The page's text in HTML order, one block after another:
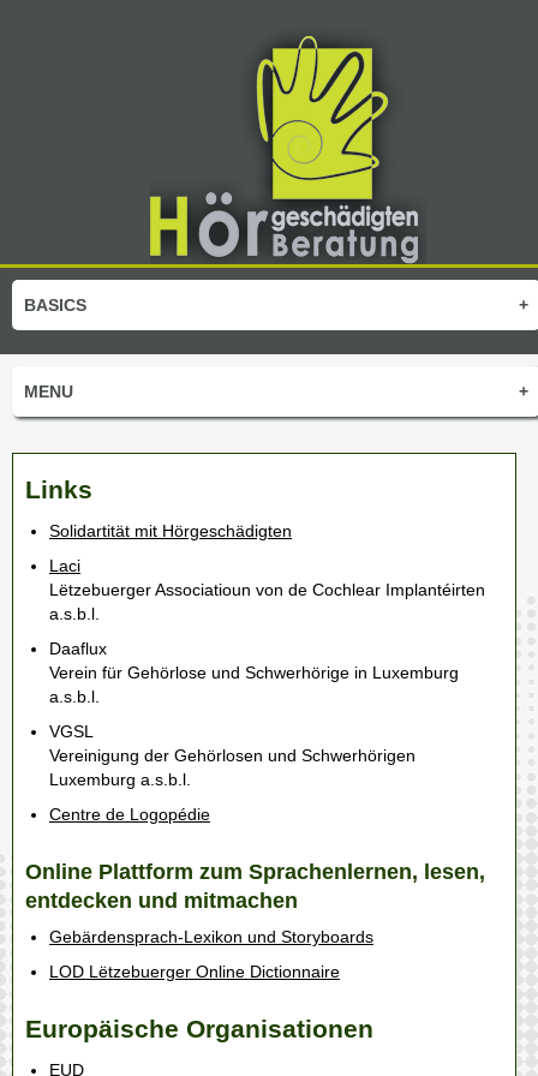
+
BASICS
+
MENU
Links
Solidartität mit Hörgeschädigten
Laci
Lëtzebuerger Associatioun von de Cochlear Implantéirten
a.s.b.l.
Daaflux
Verein für Gehörlose und Schwerhörige in Luxemburg
a.s.b.l.
VGSL
Vereinigung der Gehörlosen und Schwerhörigen
Luxemburg a.s.b.l.
Centre de Logopédie
Online Plattform zum Sprachenlernen, lesen,
entdecken und mitmachen
Gebärdensprach-Lexikon und Storyboards
LOD Lëtzebuerger Online Dictionnaire
Europäische Organisationen
EUD